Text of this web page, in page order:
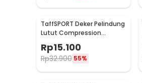
TaffSPORT Deker Pelindung
Lutut Compression
M - SS7
Rp15.100
Rp32.900 55%